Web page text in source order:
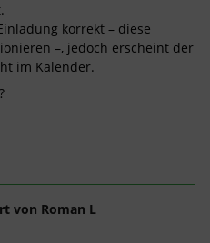
korrekt – diese
–, jedoch erscheint der
im Kalender.
von Roman L